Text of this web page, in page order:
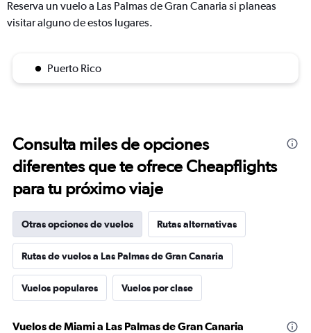
Reserva un vuelo a Las Palmas de Gran Canaria si planeas
visitar alguno de estos lugares.
Puerto Rico
Consulta miles de opciones
diferentes que te ofrece Cheapflights
para tu próximo viaje
Otras opciones de vuelos Rutas alternativas
Rutas de vuelos a Las Palmas de Gran Canaria
Vuelos populares Vuelos por clase
Vuelos de Miami a Las Palmas de Gran Canaria